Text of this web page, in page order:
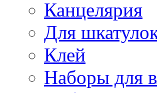
Канцелярия
Для
Клей
Наборы для